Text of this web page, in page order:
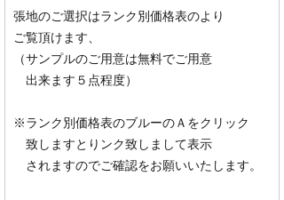
張地のご選択はランク別価格表のより
ご覧頂けます、
（サンプルのご用意は無料でご用意
出来ます５点程度）
※ランク別価格表のブルーのＡをクリック
致しますとりンク致しまして表示
されますのでご確認をお願いいたします。